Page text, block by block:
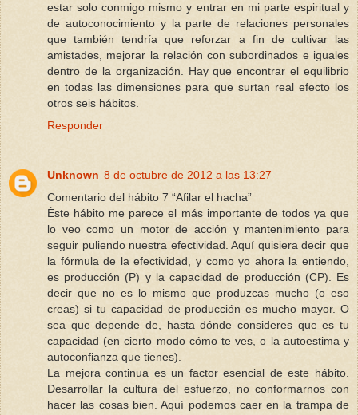
estar solo conmigo mismo y entrar en mi parte espiritual y
de autoconocimiento y la parte de relaciones personales
que también tendría que reforzar a fin de cultivar las
amistades, mejorar la relación con subordinados e iguales
dentro de la organización. Hay que encontrar el equilibrio
en todas las dimensiones para que surtan real efecto los
otros seis hábitos.
Responder
Unknown 8 de octubre de 2012 a las 13:27
Comentario del hábito 7 “Afilar el hacha”
Éste hábito me parece el más importante de todos ya que
lo veo como un motor de acción y mantenimiento para
seguir puliendo nuestra efectividad. Aquí quisiera decir que
la fórmula de la efectividad, y como yo ahora la entiendo,
es producción (P) y la capacidad de producción (CP). Es
decir que no es lo mismo que produzcas mucho (o eso
creas) si tu capacidad de producción es mucho mayor. O
sea que depende de, hasta dónde consideres que es tu
capacidad (en cierto modo cómo te ves, o la autoestima y
autoconfianza que tienes).
La mejora continua es un factor esencial de este hábito.
Desarrollar la cultura del esfuerzo, no conformarnos con
hacer las cosas bien. Aquí podemos caer en la trampa de